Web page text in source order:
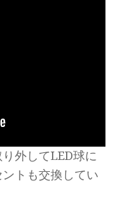
外してLED球に
トも交換してい